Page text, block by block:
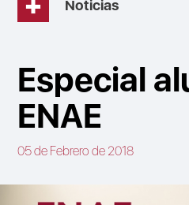
Noticias
Especial
ENAE
05 de Febrero de 2018